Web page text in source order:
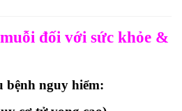
đối với sức khỏe &
bệnh nguy hiểm: